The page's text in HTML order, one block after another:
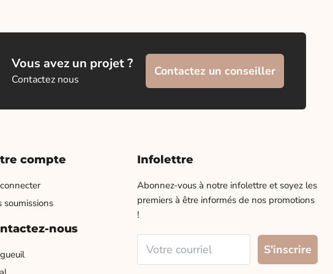
Vous avez un projet ?
Contactez nous
Contactez un conseiller
compte
soumissions
nous
Infolettre
Abonnez-vous à notre infolettre et soyez les
premiers à être informés de nos promotions
!